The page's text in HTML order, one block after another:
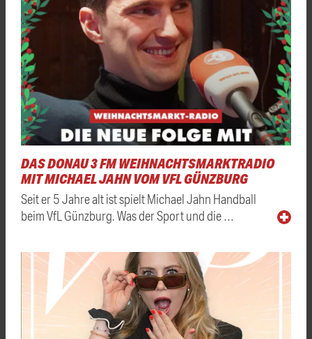
DAS DONAU 3 FM WEIHNACHTSMARKTRADIO
MIT MICHAEL JAHN VOM VFL GÜNZBURG
Seit er 5 Jahre alt ist spielt Michael Jahn Handball
beim VfL Günzburg. Was der Sport und die …